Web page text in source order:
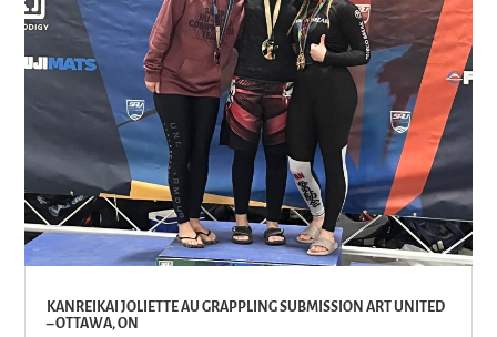
KANREIKAI JOLIETTE AU GRAPPLING SUBMISSION ART UNITED
– OTTAWA, ON